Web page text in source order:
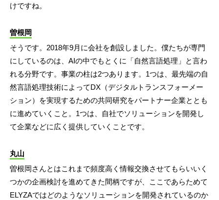
けですね。
曽根岡
そうです。2018年9月に会社を創設しました。僕たちが専門
にしているのは、AIの中でもとくに「自然言語処理」と言わ
れる分野です。事業の柱は2つあります。1つは、最先端の自
然言語処理技術によってDX（デジタルトランスフォーメー
ション）を実現するための共同研究をパートナー企業ととも
に進めていくこと。1つは、自社でソリューションを開発し
て企業などに広く提供していくことです。
丸山
曽根岡さんとはこれまで頻度高く情報交換させてもらいいく
つかの企画検討を進めてきた間柄ですが、ここであらためて
ELYZAではどのようなソリューションを開発されているのか